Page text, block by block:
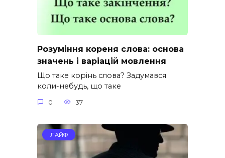
Розуміння кореня слова: основа
значень і варіацій мовлення
Що таке корінь слова? Задумався
коли-небудь, що таке
0 37
ЛАЙФ